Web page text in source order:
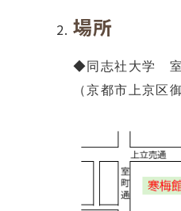
場所
◆同志社大学 室
（京都市上京区